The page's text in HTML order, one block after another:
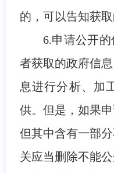
的，可以告知获取
6.申请公开的
者获取的政府信
息进行分析、加
供。但是，如果
但其中含有一部
关应当删除不能